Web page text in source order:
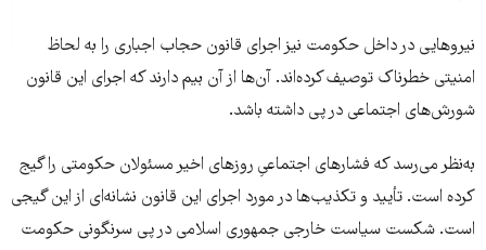
نیروهایی در داخل حکومت نیز اجرای قانون حجاب اجباری را به لحاظ
امنیتی خطرناک توصیف کرده‌اند. آن‌ها از آن بیم دارند که اجرای این قانون
شورش‌های اجتماعی در پی داشته باشد.
به‌نظر می‌رسد که فشارهای اجتماعیِ روزهای اخیر مسئولان حکومتی را گیج
کرده است. تأیید و تکذیب‌ها در مورد اجرای این قانون نشانه‌ای از این گیجی
است. شکست سیاست‌ خارجی جمهوری اسلامی در پی سرنگونی حکومت